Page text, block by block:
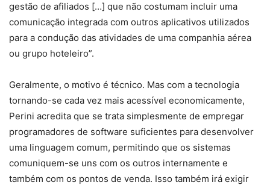
gestão de afiliados […] que não costumam incluir uma
comunicação integrada com outros aplicativos utilizados
para a condução das atividades de uma companhia aérea
ou grupo hoteleiro”.
Geralmente, o motivo é técnico. Mas com a tecnologia
tornando-se cada vez mais acessível economicamente,
Perini acredita que se trata simplesmente de empregar
programadores de software suficientes para desenvolver
uma linguagem comum, permitindo que os sistemas
comuniquem-se uns com os outros internamente e
também com os pontos de venda. Isso também irá exigir